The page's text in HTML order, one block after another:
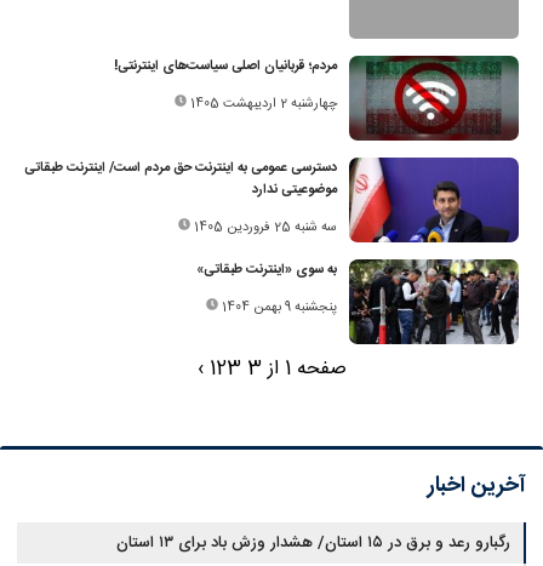
مردم؛ قربانیان اصلی سیاست‌های اینترنتی!
چهارشنبه 2 اردیبهشت 1405
دسترسی عمومی به اینترنت حق مردم است/ اینترنت طبقاتی
موضوعیتی ندارد
سه شنبه 25 فروردین 1405
به سوی «اینترنت طبقاتی»
پنجشنبه 9 بهمن 1404
صفحه 1 از 3 123
›
آخرین اخبار
رگبارو رعد و برق در ۱۵ استان/ هشدار وزش باد برای ۱۳ استان‌